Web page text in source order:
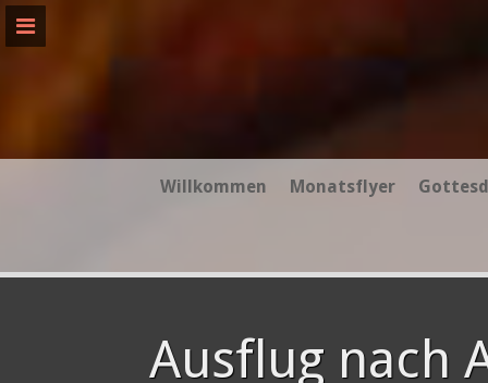
Skip
Willkommen Monatsflyer
Ausflug nach